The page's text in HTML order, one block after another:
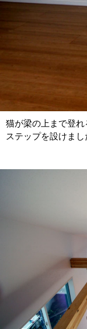
猫が梁の上まで登れ
ステップを設けまし